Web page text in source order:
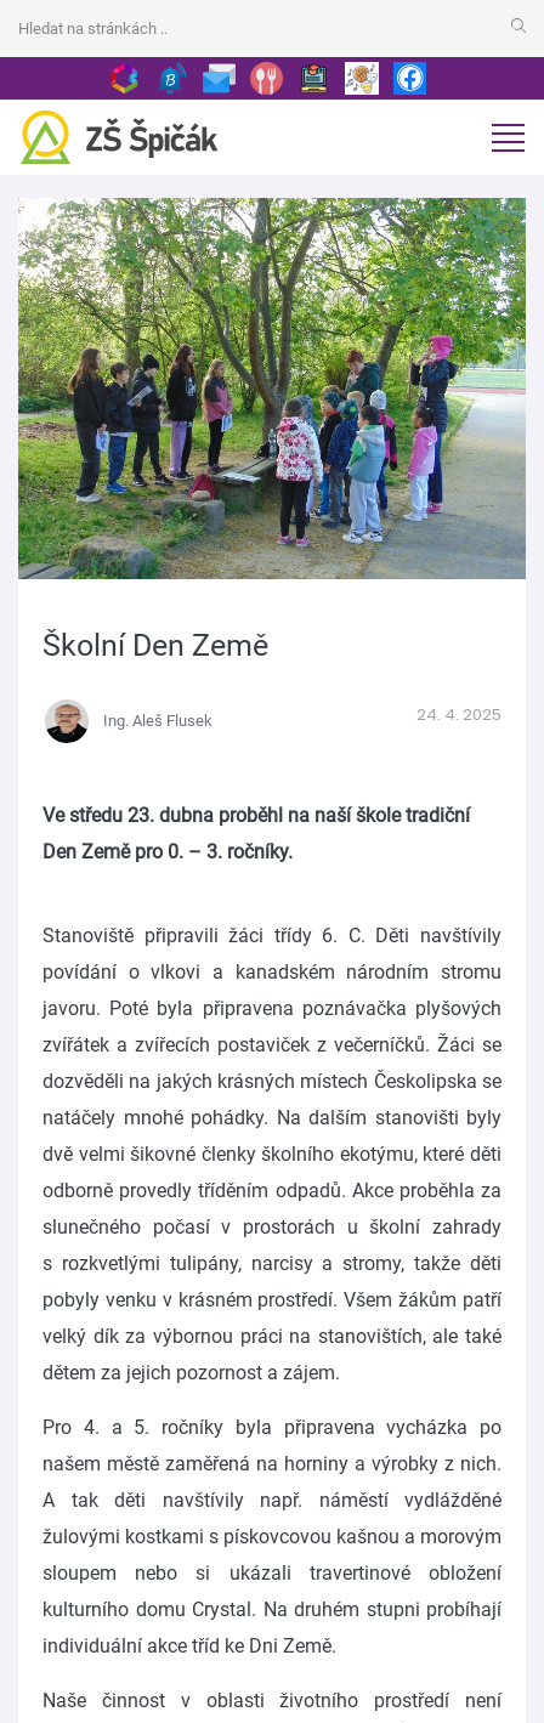
Školní Den Země
Ing. Aleš Flusek 24. 4. 2025
Ve středu 23. dubna proběhl na naší škole tradiční
Den Země pro 0. – 3. ročníky.
Stanoviště připravili žáci třídy 6. C. Děti navštívily
povídání o vlkovi a kanadském národním stromu
javoru. Poté byla připravena poznávačka plyšových
zvířátek a zvířecích postaviček z večerníčků. Žáci se
dozvěděli na jakých krásných místech Českolipska se
natáčely mnohé pohádky. Na dalším stanovišti byly
dvě velmi šikovné členky školního ekotýmu, které děti
odborně provedly tříděním odpadů. Akce proběhla za
slunečného počasí v prostorách u školní zahrady
s rozkvetlými tulipány, narcisy a stromy, takže děti
pobyly venku v krásném prostředí. Všem žákům patří
velký dík za výbornou práci na stanovištích, ale také
dětem za jejich pozornost a zájem.
Pro 4. a 5. ročníky byla připravena vycházka po
našem městě zaměřená na horniny a výrobky z nich.
A tak děti navštívily např. náměstí vydlážděné
žulovými kostkami s pískovcovou kašnou a morovým
sloupem nebo si ukázali travertinové obložení
kulturního domu Crystal. Na druhém stupni probíhají
individuální akce tříd ke Dni Země.
Naše činnost v oblasti životního prostředí není